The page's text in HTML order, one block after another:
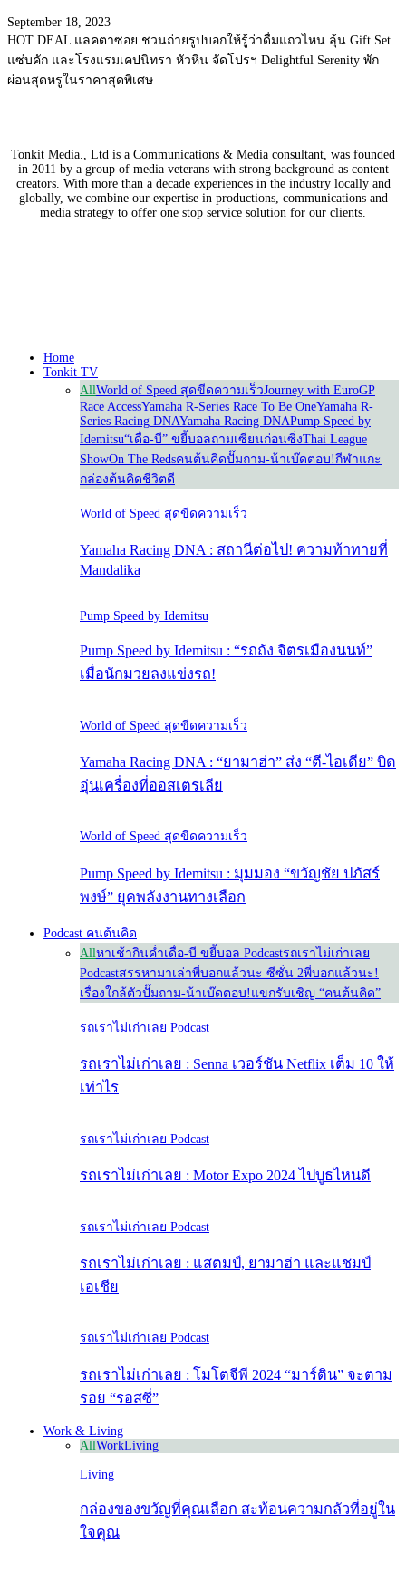
September 18, 2023
HOT DEAL แลคตาซอย ชวนถ่ายรูปบอกให้รู้ว่าดื่มแถวไหน ลุ้น Gift Set
แซ่บคัก และโรงแรมเคปนิทรา หัวหิน จัดโปรฯ Delightful Serenity พัก
ผ่อนสุดหรูในราคาสุดพิเศษ
Tonkit Media., Ltd is a Communications & Media consultant, was founded
in 2011 by a group of media veterans with strong background as content
creators. With more than a decade experiences in the industry locally and
globally, we combine our expertise in productions, communications and
media strategy to offer one stop service solution for our clients.
Home
Tonkit TV
AllWorld of Speed สุดขีดความเร็วJourney with EuroGP
Race AccessYamaha R-Series Race To Be OneYamaha R-
Series Racing DNAYamaha Racing DNAPump Speed by
Idemitsu“เดื่อ-บี” ขยี้บอลถามเซียนก่อนซิ่งThai League
ShowOn The Redsคนต้นคิดปั๊มถาม-น้าเบ๊ดตอบ!กีฬาแกะ
กล่องต้นคิดชีวิตดี
World of Speed สุดขีดความเร็ว
Yamaha Racing DNA : สถานีต่อไป! ความท้าทายที่
Mandalika
Pump Speed by Idemitsu
Pump Speed by Idemitsu : “รถถัง จิตรเมืองนนท์”
เมื่อนักมวยลงแข่งรถ!
World of Speed สุดขีดความเร็ว
Yamaha Racing DNA : “ยามาฮ่า” ส่ง “ตี-ไอเดีย” บิด
อุ่นเครื่องที่ออสเตรเลีย
World of Speed สุดขีดความเร็ว
Pump Speed by Idemitsu : มุมมอง “ขวัญชัย ปภัสร์
พงษ์” ยุคพลังงานทางเลือก
Podcast คนต้นคิด
Allหาเช้ากินค่ำเดื่อ-บี ขยี้บอล Podcastรถเราไม่เก่าเลย
Podcastสรรหามาเล่าพี่บอกแล้วนะ ซีซั่น 2พี่บอกแล้วนะ!
เรื่องใกล้ตัวปั๊มถาม-น้าเบ๊ดตอบ! แขกรับเชิญ “คนต้นคิด”
รถเราไม่เก่าเลย Podcast
รถเราไม่เก่าเลย : Senna เวอร์ชัน Netflix เต็ม 10 ให้
เท่าไร
รถเราไม่เก่าเลย Podcast
รถเราไม่เก่าเลย : Motor Expo 2024 ไปบูธไหนดี
รถเราไม่เก่าเลย Podcast
รถเราไม่เก่าเลย : แสตมป์, ยามาฮ่า และแชมป์
เอเชีย
รถเราไม่เก่าเลย Podcast
รถเราไม่เก่าเลย : โมโตจีพี 2024 “มาร์ติน” จะตาม
รอย “รอสซี่”
Work & Living
AllWorkLiving
Living
กล่องของขวัญที่คุณเลือก สะท้อนความกลัวที่อยู่ใน
ใจคุณ